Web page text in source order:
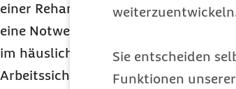
Sie entscheiden
Funktionen
einer Rehamaßnahme ärztlich
eine Notwendigkeit zur Versorgung
im häuslichen Nassbereich ergeben.
Arbeitssicherheits- oder